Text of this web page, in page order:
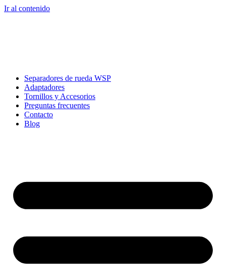
Ir al contenido
Separadores de rueda WSP
Adaptadores
Tornillos y Accesorios
Preguntas frecuentes
Contacto
Blog